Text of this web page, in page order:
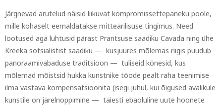
Järgnevad arutelud näisid liikuvat kompromissettepaneku poole,
mille kohaselt eemaldatakse mitteärilisuse tingimus. Need
lootused aga luhtusid pärast Prantsuse saadiku Cavada ning ühe
Kreeka sotsialistist saadiku — kusjuures mõlemas riigis puudub
panoraamivabaduse traditsioon — tuliseid kõnesid, kus
mõlemad mõistsid hukka kunstnike tööde pealt raha teenimise
ilma vastava kompensatsioonita (isegi juhul, kui õigused avalikule
kunstile on järelnoppimine — täiesti ebaoluline uute hoonete